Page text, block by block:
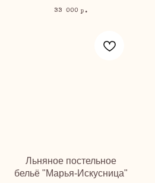
33 000 р.
Льняное постельное
бельё "Марья-Искусница"